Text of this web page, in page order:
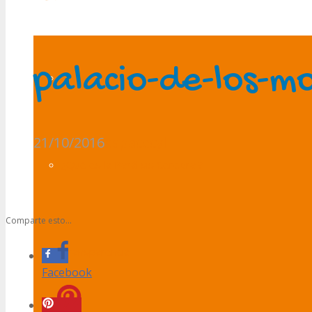
Presentación
Transparencia
palacio-de-los-
21/10/2016
Comparte esto...
Facebook